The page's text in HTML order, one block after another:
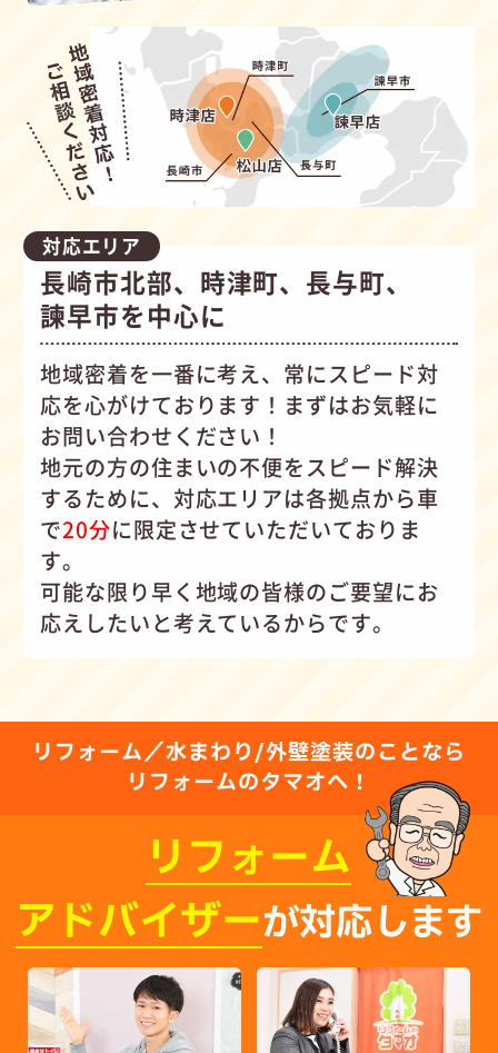
対応エリア
長崎市北部、時津町、長与町、
諫早市を中心に
地域密着を一番に考え、常にスピード対
応を心がけております！まずはお気軽に
お問い合わせください！
地元の方の住まいの不便をスピード解決
するために、対応エリアは各拠点から車
で20分に限定させていただいておりま
す。
可能な限り早く地域の皆様のご要望にお
応えしたいと考えているからです。
リフォーム／水まわり/外壁塗装のことなら
リフォームのタマオへ！
リフォーム
アドバイザーが対応します